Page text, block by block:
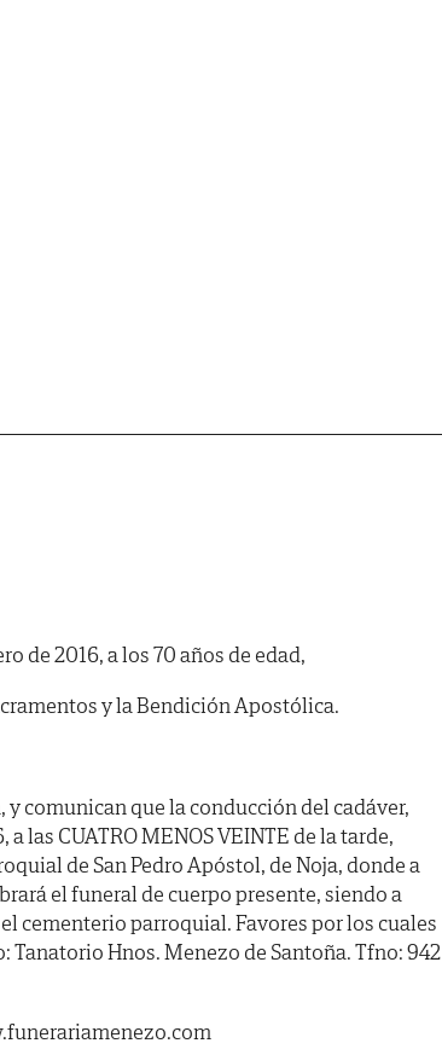
de 2016, a los 70 años de edad,
y la Bendición Apostólica.
y comunican que la conducción del cadáver,
a las CUATRO MENOS VEINTE de la tarde,
de San Pedro Apóstol, de Noja, donde a
el funeral de cuerpo presente, siendo a
cementerio parroquial. Favores por los cuales
Tanatorio Hnos. Menezo de Santoña. Tfno: 942